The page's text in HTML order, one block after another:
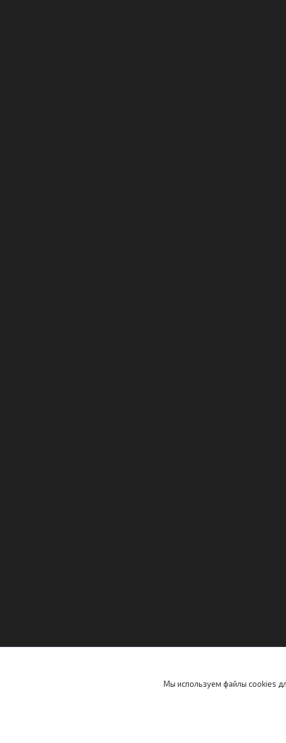
Мы используем файлы cookies